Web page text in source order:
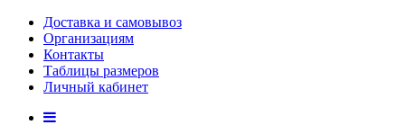
Доставка и самовывоз
Организациям
Контакты
Таблицы размеров
Личный кабинет